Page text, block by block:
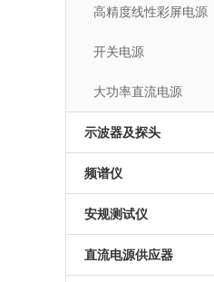
高精度线性彩屏电源
开关电源
大功率直流电源
示波器及探头
频谱仪
安规测试仪
直流电源供应器